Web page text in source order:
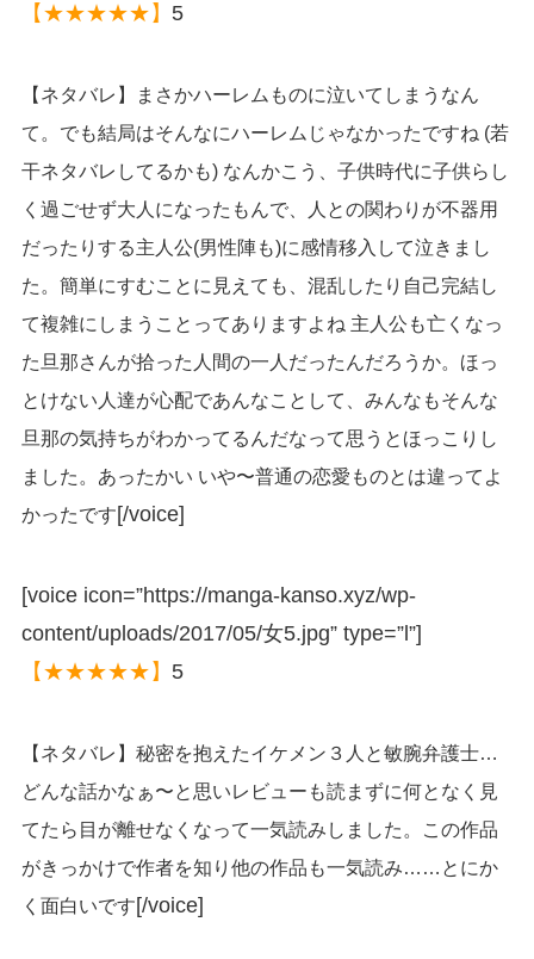
【★★★★★】 5
【ネタバレ】まさかハーレムものに泣いてしまうなん
て。でも結局はそんなにハーレムじゃなかったですね (若
干ネタバレしてるかも) なんかこう、子供時代に子供らし
く過ごせず大人になったもんで、人との関わりが不器用
だったりする主人公(男性陣も)に感情移入して泣きまし
た。簡単にすむことに見えても、混乱したり自己完結し
て複雑にしまうことってありますよね 主人公も亡くなっ
た旦那さんが拾った人間の一人だったんだろうか。ほっ
とけない人達が心配であんなことして、みんなもそんな
旦那の気持ちがわかってるんだなって思うとほっこりし
ました。あったかい いや〜普通の恋愛ものとは違ってよ
かったです[/voice]
[voice icon=”https://manga-kanso.xyz/wp-
content/uploads/2017/05/女5.jpg” type=”l”]
【★★★★★】 5
【ネタバレ】秘密を抱えたイケメン３人と敏腕弁護士…
どんな話かなぁ〜と思いレビューも読まずに何となく見
てたら目が離せなくなって一気読みしました。この作品
がきっかけで作者を知り他の作品も一気読み……とにか
く面白いです[/voice]